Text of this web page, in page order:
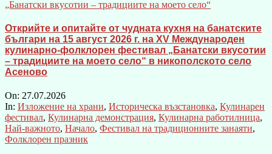
Открийте и опитайте от чудната кухня на банатските
българи на 15 август 2026 г. на XV Международен
кулинарно-фолклорен фестивал „Банатски вкусотии
– традициите на моето село“ в никополското село
Асеново
On: 27.07.2026
In: Изложение на храни, Историческа възстановка, Кулинарен
фестивал, Кулинарна демонстрация, Кулинарна работилница,
Най-важното, Начало, Фестивал на традиционните занаяти,
Фолклорен празник